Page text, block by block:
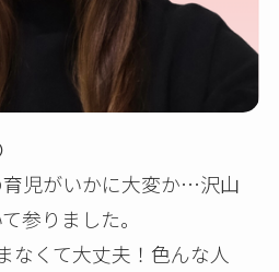
児がいかに大変か…沢山
参りました。
なくて大丈夫！色んな人